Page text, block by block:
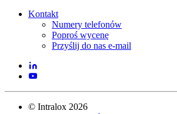
Kontakt
Numery telefonów
Poproś wycenę
Przyślij do nas e-mail
© Intralox 2026